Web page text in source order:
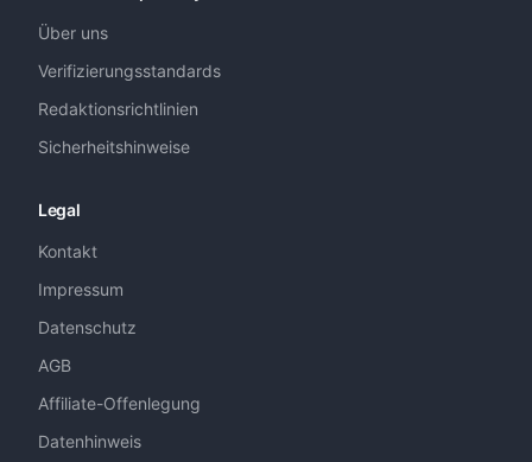
Über uns
Verifizierungsstandards
Redaktionsrichtlinien
Sicherheitshinweise
Legal
Kontakt
Impressum
Datenschutz
AGB
Affiliate-Offenlegung
Datenhinweis